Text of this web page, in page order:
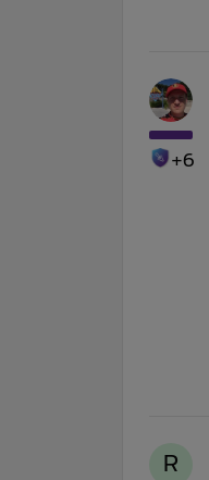
+6
R